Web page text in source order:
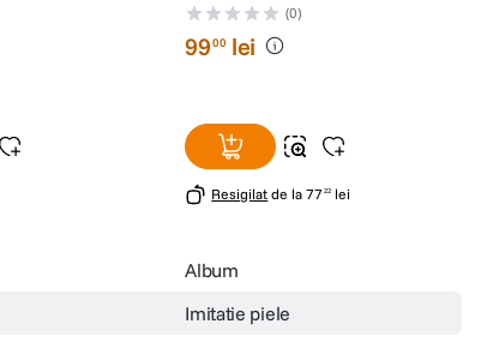
(0)
9900 lei
Resigilat de la 77 22 lei
Album
Imitatie piele